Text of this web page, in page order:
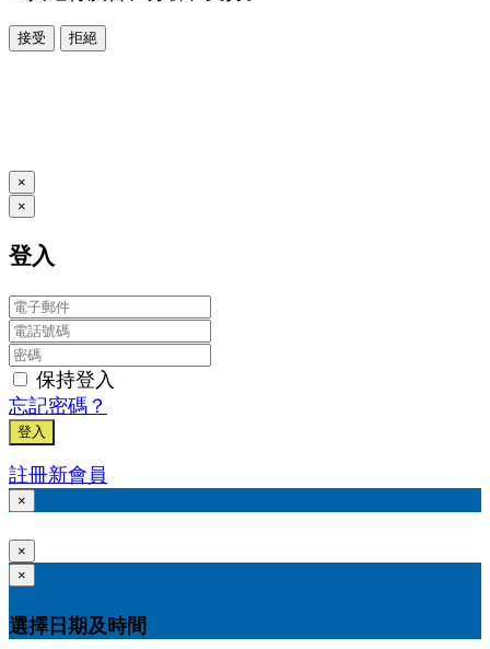
接受 拒絕
×
×
登入
保持登入
忘記密碼？
登入
註冊新會員
×
×
×
選擇日期及時間